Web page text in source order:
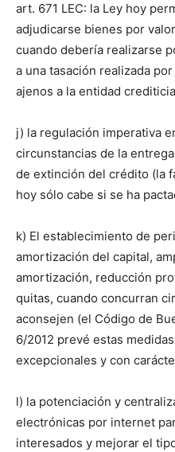
art. 671 LEC: la Ley hoy
adjudicarse bienes por
cuando debería realizarse
a una tasación realizada
ajenos a la entidad
j) la regulación imperativa
circunstancias de la
de extinción del crédito (la
hoy sólo cabe si se ha
k) El establecimiento de
amortización del capital,
amortización, reducción
quitas, cuando concurran
aconsejen (el Código de
6/2012 prevé estas
excepcionales y con
l) la potenciación y
electrónicas por internet
interesados y mejorar el